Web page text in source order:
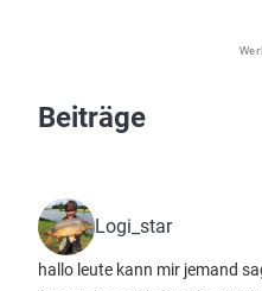
Beiträge
Logi_star
hallo leute kann mir jemand